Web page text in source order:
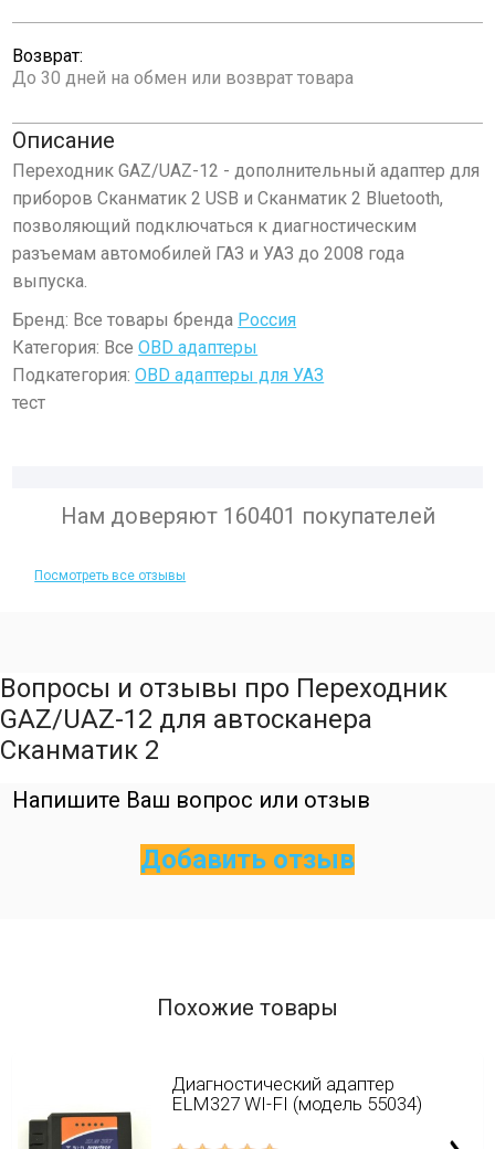
Возврат:
До 30 дней на обмен или возврат товара
Описание
Переходник GAZ/UAZ-12 - дополнительный адаптер для
приборов Сканматик 2 USB и Сканматик 2 Bluetooth,
позволяющий подключаться к диагностическим
разъемам автомобилей ГАЗ и УАЗ до 2008 года
выпуска.
Бренд: Все товары бренда Россия
Категория: ВсеOBD адаптеры
Подкатегория:OBD адаптеры для УАЗ
тест
Нам доверяют 160401 покупателей
Посмотреть все отзывы
Вопросы и отзывы про Переходник
GAZ/UAZ-12 для автосканера
Сканматик 2
Напишите Ваш вопрос или отзыв
Добавить отзыв
Похожие товары
Диагностический адаптер
ELM327 WI-FI (модель 55034)